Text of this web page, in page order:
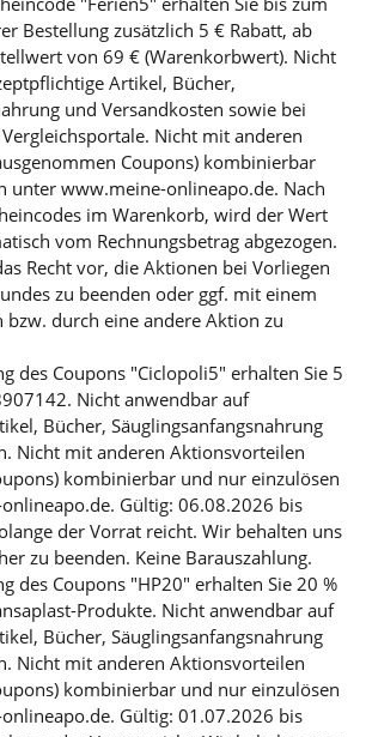
Bestellung zusätzlich 5 € Rabatt, ab
von 69 € (Warenkorbwert). Nicht
Artikel, Bücher,
und Versandkosten sowie bei
Nicht mit anderen
Coupons) kombinierbar
unter www.meine-onlineapo.de. Nach
im Warenkorb, wird der Wert
vom Rechnungsbetrag abgezogen.
Recht vor, die Aktionen bei Vorliegen
zu beenden oder ggf. mit einem
bzw. durch eine andere Aktion zu
des Coupons "Ciclopoli5" erhalten Sie 5
Nicht anwendbar auf
Bücher, Säuglingsanfangsnahrung
Nicht mit anderen Aktionsvorteilen
kombinierbar und nur einzulösen
Gültig: 06.08.2026 bis
der Vorrat reicht. Wir behalten uns
zu beenden. Keine Barauszahlung.
des Coupons "HP20" erhalten Sie 20 %
Produkte. Nicht anwendbar auf
Bücher, Säuglingsanfangsnahrung
Nicht mit anderen Aktionsvorteilen
kombinierbar und nur einzulösen
Gültig: 01.07.2026 bis